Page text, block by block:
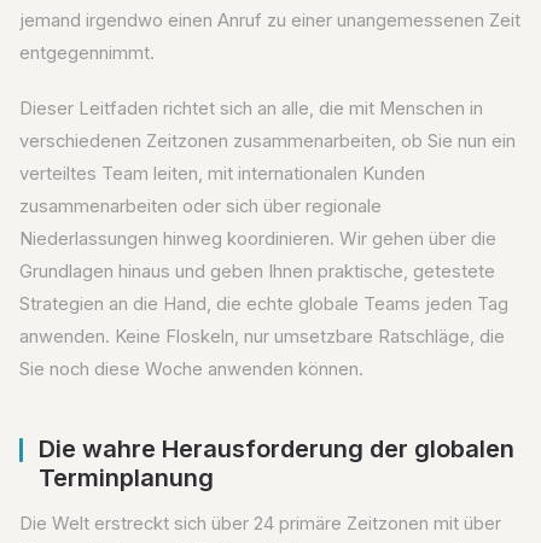
jemand irgendwo einen Anruf zu einer unangemessenen Zeit
entgegennimmt.
Dieser Leitfaden richtet sich an alle, die mit Menschen in
verschiedenen Zeitzonen zusammenarbeiten, ob Sie nun ein
verteiltes Team leiten, mit internationalen Kunden
zusammenarbeiten oder sich über regionale
Niederlassungen hinweg koordinieren. Wir gehen über die
Grundlagen hinaus und geben Ihnen praktische, getestete
Strategien an die Hand, die echte globale Teams jeden Tag
anwenden. Keine Floskeln, nur umsetzbare Ratschläge, die
Sie noch diese Woche anwenden können.
Die wahre Herausforderung der globalen
Terminplanung
Die Welt erstreckt sich über 24 primäre Zeitzonen mit über